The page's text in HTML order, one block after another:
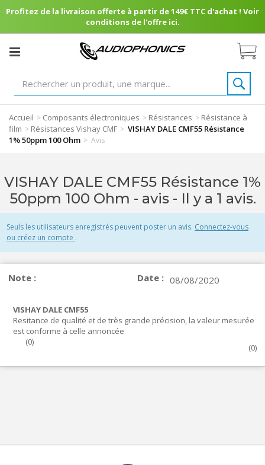
Profitez de la livraison offerte à partir de 149€ TTC d'achat ! Voir
conditions de l'offre ici.
Accueil > Composants électroniques > Résistances > Résistance à
film > Résistances Vishay CMF > VISHAY DALE CMF55 Résistance
1% 50ppm 100 Ohm > Avis
VISHAY DALE CMF55 Résistance 1%
50ppm 100 Ohm - avis - Il y a 1 avis.
Seuls les utilisateurs enregistrés peuvent poster un avis. Connectez-vous
ou créez un compte .
Note : Date : 08/08/2020
VISHAY DALE CMF55
Resitance de qualité et de très grande précision, la valeur mesurée
est conforme à celle annoncée
(0)
(0)